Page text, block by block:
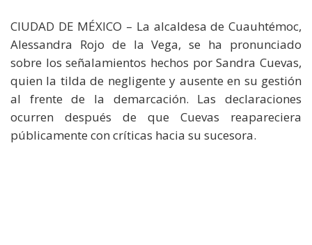
CIUDAD DE MÉXICO – La alcaldesa de Cuauhtémoc,
Alessandra Rojo de la Vega, se ha pronunciado
sobre los señalamientos hechos por Sandra Cuevas,
quien la tilda de negligente y ausente en su gestión
al frente de la demarcación. Las declaraciones
ocurren después de que Cuevas reapareciera
públicamente con críticas hacia su sucesora.